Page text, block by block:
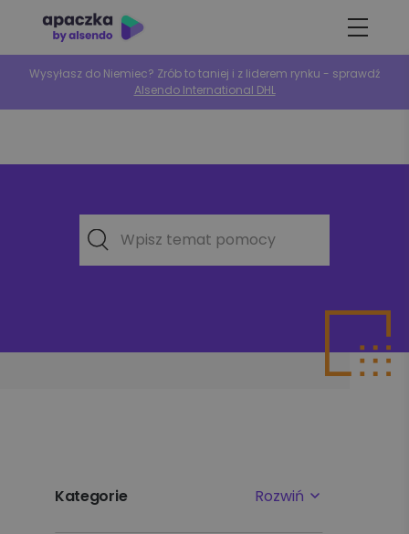
Wysyłasz do Niemiec? Zrób to taniej i z liderem rynku - sprawdź
Alsendo International DHL
Wpisz temat pomocy
Kategorie Rozwiń